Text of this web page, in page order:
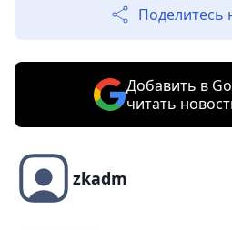
Поделитесь
Добавить в
читать
zkadm